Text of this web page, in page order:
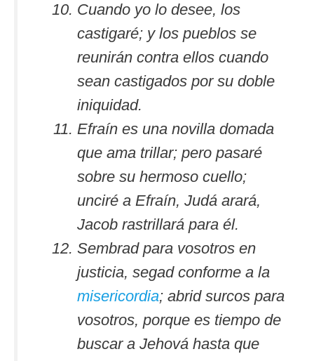
Cuando yo lo desee, los
castigaré; y los pueblos se
reunirán contra ellos cuando
sean castigados por su doble
iniquidad.
Efraín es una novilla domada
que ama trillar; pero pasaré
sobre su hermoso cuello;
unciré a Efraín, Judá arará,
Jacob rastrillará para él.
Sembrad para vosotros en
justicia, segad conforme a la
misericordia; abrid surcos para
vosotros, porque es tiempo de
buscar a Jehová hasta que